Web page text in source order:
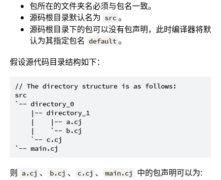
包所在的文件夹名必须与包名一致。
源码根目录默认名为 src 。
源码根目录下的包可以没有包声明，此时编译器将默
认为其指定包名 default 。
假设源代码目录结构如下：
// The directory structure is as follows:
src
`-- directory_0
    |-- directory_1
    |    |-- a.cj
    |    `-- b.cj
    `-- c.cj
则 a.cj 、 b.cj 、 c.cj 、 main.cj 中的包声明可以为: